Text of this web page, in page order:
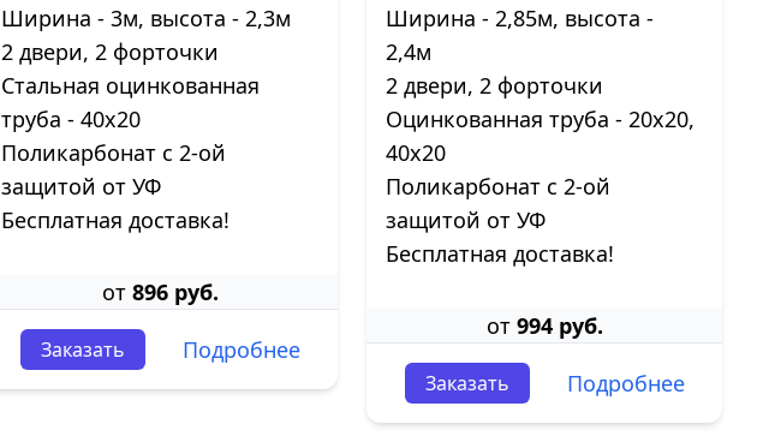
Ширина - 3м, высота - 2,3м
2 двери, 2 форточки
Стальная оцинкованная
труба - 40х20
Поликарбонат с 2-ой
защитой от УФ
Бесплатная доставка!
от 896 руб.
Заказать Подробнее
Ширина - 2,85м, высота -
2,4м
2 двери, 2 форточки
Оцинкованная труба - 20х20,
40х20
Поликарбонат с 2-ой
защитой от УФ
Бесплатная доставка!
от 994 руб.
Заказать Подробнее